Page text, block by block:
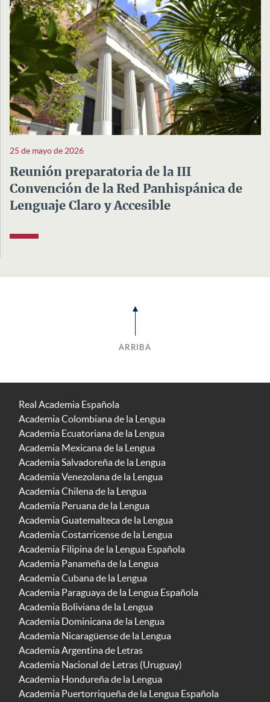
25 de mayo de 2026
Reunión preparatoria de la III
Convención de la Red Panhispánica de
Lenguaje Claro y Accesible
ARRIBA
Real Academia Española
Academia Colombiana de la Lengua
Academia Ecuatoriana de la Lengua
Academia Mexicana de la Lengua
Academia Salvadoreña de la Lengua
Academia Venezolana de la Lengua
Academia Chilena de la Lengua
Academia Peruana de la Lengua
Academia Guatemalteca de la Lengua
Academia Costarricense de la Lengua
Academia Filipina de la Lengua Española
Academia Panameña de la Lengua
Academia Cubana de la Lengua
Academia Paraguaya de la Lengua Española
Academia Boliviana de la Lengua
Academia Dominicana de la Lengua
Academia Nicaragüense de la Lengua
Academia Argentina de Letras
Academia Nacional de Letras (Uruguay)
Academia Hondureña de la Lengua
Academia Puertorriqueña de la Lengua Española